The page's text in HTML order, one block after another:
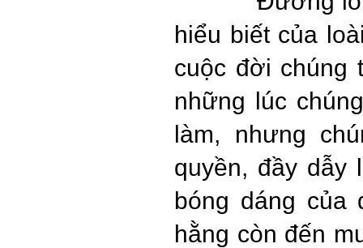
hiểu biết của
cuộc đời chúng
những lúc
làm, nhưng
quyền, đầy dẫy
bóng dáng của
hằng còn đến